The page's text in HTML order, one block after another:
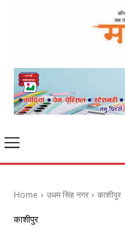
Home उधम सिंह नगर काशीपुर
काशीपुर